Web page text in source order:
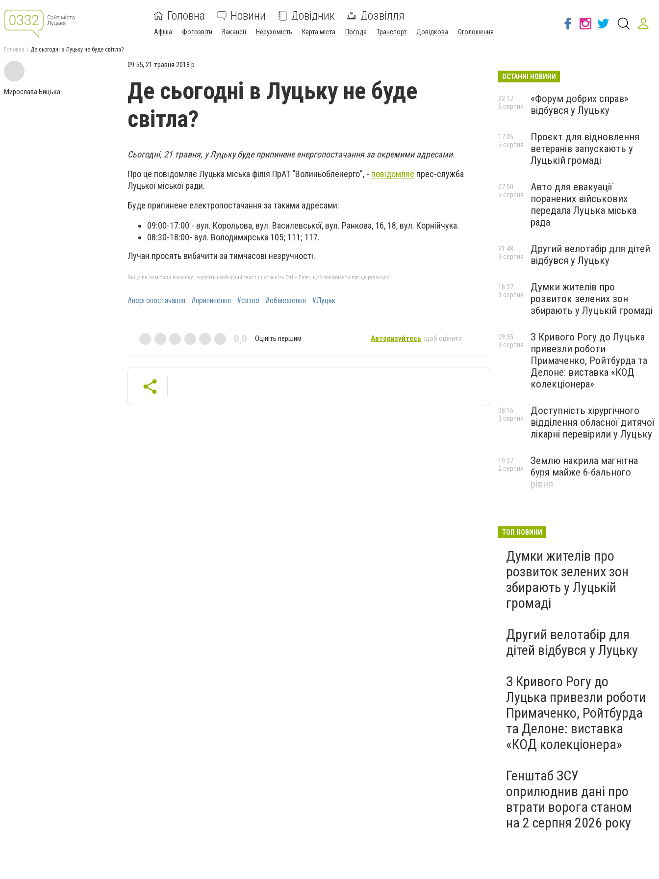
Головна Новини Довідник Дозвілля
Афіша Фотозвіти Вакансії Нерухомість Карта міста Погода Транспорт Довідкова Оголошення
Головна Де сьогодні в Луцьку не буде світла?
Мирослава Бицька
09:55, 21 травня 2018 р.
Де сьогодні в Луцьку не буде
світла?
Сьогодні, 21 травня, у Луцьку буде припинене енергопостачання за окремими адресами.
Про це повідомляє Луцька міська філія ПрАТ “Волиньобленерго”, - повідомляє прес-служба
Луцької міської ради.
Буде припинене електропостачання за такими адресами:
09:00-17:00 - вул. Корольова, вул. Василевської, вул. Ранкова, 16, 18, вул. Корнійчука.
08:30-18:00- вул. Володимирська 105; 111; 117.
Лучан просять вибачити за тимчасові незручності.
Якщо ви помітили помилку, виділіть необхідний текст і натисніть Ctrl + Enter, щоб повідомити про це редакцію
#нергопостачання #припинення #свтло #обмеження #Луцьк
0,0 Оцініть першим Авторизуйтесь, щоб оцінити
ОСТАННІ НОВИНИ
«Форум добрих справ»
відбувся у Луцьку
22:17
5 серпня
Проєкт для відновлення
ветеранів запускають у
Луцькій громаді
17:05
5 серпня
Авто для евакуації
поранених військових
передала Луцька міська
рада
07:00
5 серпня
Другий велотабір для дітей
відбувся у Луцьку
21:48
3 серпня
Думки жителів про
розвиток зелених зон
збирають у Луцькій громаді
16:37
3 серпня
З Кривого Рогу до Луцька
привезли роботи
Примаченко, Ройтбурда та
Делоне: виставка «КОД
колекціонера»
09:55
3 серпня
Доступність хірургічного
відділення обласної дитячої
лікарні перевірили у Луцьку
08:16
3 серпня
Землю накрила магнітна
буря майже 6-бального
рівня
19:37
2 серпня
ТОП НОВИНИ
Думки жителів про
розвиток зелених зон
збирають у Луцькій
громаді
Другий велотабір для
дітей відбувся у Луцьку
З Кривого Рогу до
Луцька привезли роботи
Примаченко, Ройтбурда
та Делоне: виставка
«КОД колекціонера»
Генштаб ЗСУ
оприлюднив дані про
втрати ворога станом
на 2 серпня 2026 року